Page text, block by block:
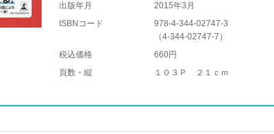
出版年月
2015年3月
ISBNコード
978-4-344-02747-3
（4-344-02747-7 ）
税込価格
660円
頁数・縦
１０３Ｐ ２１ｃｍ